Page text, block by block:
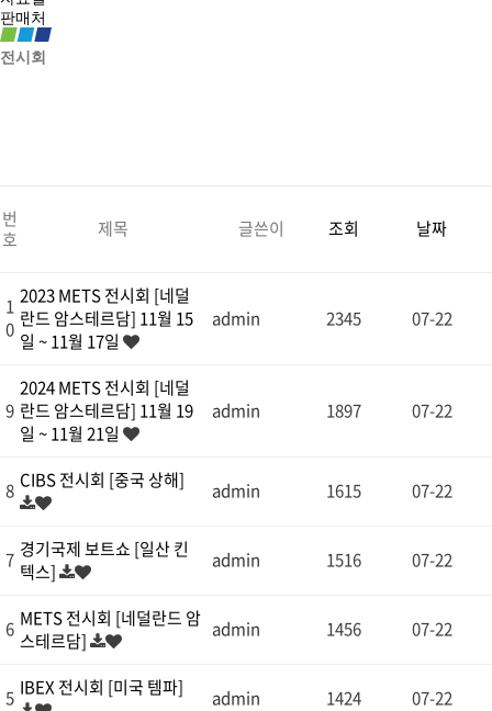
판매처
전시회
번
호
제목 글쓴이 조회 날짜
1
0
2023 METS 전시회 [네덜
란드 암스테르담] 11월 15
일 ~ 11월 17일
admin 2345 07-22
9
2024 METS 전시회 [네덜
란드 암스테르담] 11월 19
일 ~ 11월 21일
admin 1897 07-22
8 CIBS 전시회 [중국 상해] admin 1615 07-22
7 경기국제 보트쇼 [일산 킨
텍스]
admin 1516 07-22
6 METS 전시회 [네덜란드 암
스테르담]
admin 1456 07-22
5 IBEX 전시회 [미국 템파] admin 1424 07-22